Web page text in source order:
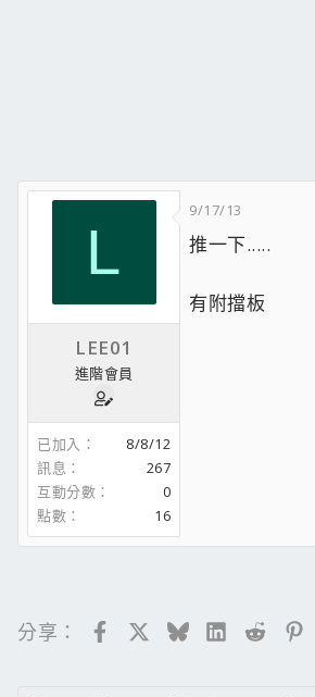
L
LEE01
進階會員
已加入
8/8/12
訊息
267
互動分數
0
點數
16
9/17/13
推一下.....
有附擋板
分享： FacebookBlueskyLinkedIn
Reddit